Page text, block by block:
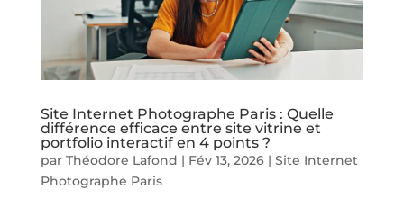
Site Internet Photographe Paris : Quelle
différence efficace entre site vitrine et
portfolio interactif en 4 points ?
par Théodore Lafond | Fév 13, 2026| Site Internet
Photographe Paris